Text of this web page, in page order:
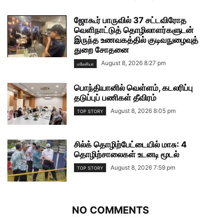
ஜோகூர் பாருவில் 37 சட்டவிரோத
வெளிநாட்டுத் தொழிலாளர்களுடன்
இருந்த உணவகத்தில் குடிவநுழைவுத்
துறை சோதனை
மலேசியா August 8, 2026 8:27 pm
பொந்தியானில் வெள்ளம், கடலரிப்பு
தடுப்புப் பணிகள் தீவிரம்
TOP STORY August 8, 2026 8:05 pm
சில்க் தொழிற்பேட்டையில் மாசு: 4
தொழிற்சாலைகள் உடனடி மூடல்
TOP STORY August 8, 2026 7:59 pm
NO COMMENTS